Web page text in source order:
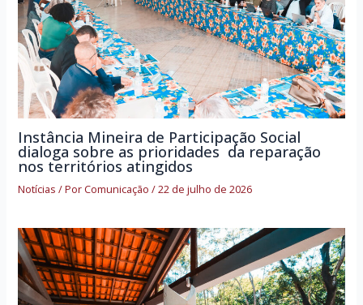
Instância Mineira de Participação Social
dialoga sobre as prioridades da reparação
nos territórios atingidos
Notícias / PorComunicação/22 de julho de 2026